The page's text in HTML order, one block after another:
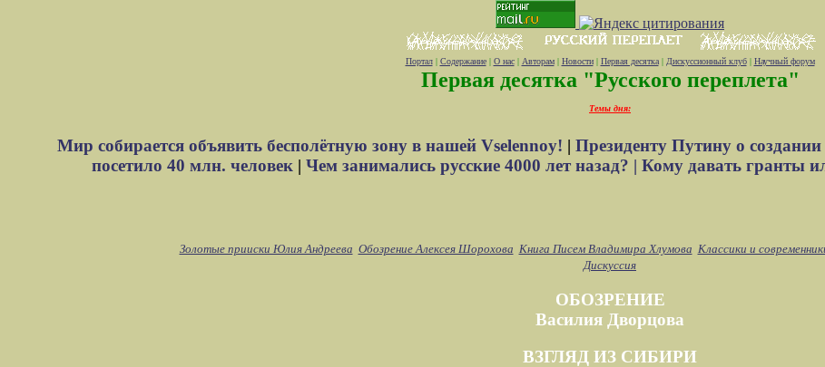
Портал| Содержание| О нас| Авторам| Новости| Первая десятка| Дискуссионный клуб| Научный форум
Первая десятка "Русского переплета"
Темы дня:
Мир собирается объявить бесполётную зону в нашей Vselennoy! | Президенту Путину о
посетило 40 млн. человек| Чем занимались русские 4000 лет назад? | Кому давать гранты
Золотые прииски Юлия Андреева Обозрение Алексея Шорохова Книга Писем Владимира Хлумова Классики и
Дискуссия
ОБОЗРЕНИЕ
Василия Дворцова
ВЗГЛЯД ИЗ СИБИРИ